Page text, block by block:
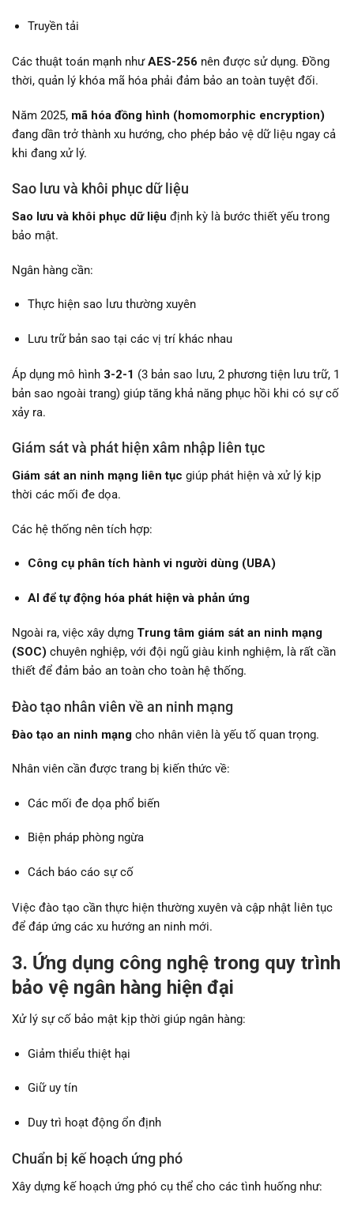
Truyền tải
Các thuật toán mạnh nhưAES-256 nên được sử dụng. Đồng
thời, quản lý khóa mã hóa phải đảm bảo an toàn tuyệt đối.
Năm 2025, mã hóa đồng hình (homomorphic encryption)
đang dần trở thành xu hướng, cho phép bảo vệ dữ liệu ngay cả
khi đang xử lý.
Sao lưu và khôi phục dữ liệu
Sao lưu và khôi phục dữ liệu định kỳ là bước thiết yếu trong
bảo mật.
Ngân hàng cần:
Thực hiện sao lưu thường xuyên
Lưu trữ bản sao tại các vị trí khác nhau
Áp dụng mô hình 3-2-1 (3 bản sao lưu, 2 phương tiện lưu trữ, 1
bản sao ngoài trang) giúp tăng khả năng phục hồi khi có sự cố
xảy ra.
Giám sát và phát hiện xâm nhập liên tục
Giám sát an ninh mạng liên tục giúp phát hiện và xử lý kịp
thời các mối đe dọa.
Các hệ thống nên tích hợp:
Công cụ phân tích hành vi người dùng (UBA)
AI để tự động hóa phát hiện và phản ứng
Ngoài ra, việc xây dựng Trung tâm giám sát an ninh mạng
(SOC) chuyên nghiệp, với đội ngũ giàu kinh nghiệm, là rất cần
thiết để đảm bảo an toàn cho toàn hệ thống.
Đào tạo nhân viên về an ninh mạng
Đào tạo an ninh mạng cho nhân viên là yếu tố quan trọng.
Nhân viên cần được trang bị kiến thức về:
Các mối đe dọa phổ biến
Biện pháp phòng ngừa
Cách báo cáo sự cố
Việc đào tạo cần thực hiện thường xuyên và cập nhật liên tục
để đáp ứng các xu hướng an ninh mới.
3. Ứng dụng công nghệ trong quy trình
bảo vệ ngân hàng hiện đại
Xử lý sự cố bảo mật kịp thời giúp ngân hàng:
Giảm thiểu thiệt hại
Giữ uy tín
Duy trì hoạt động ổn định
Chuẩn bị kế hoạch ứng phó
Xây dựng kế hoạch ứng phó cụ thể cho các tình huống như: